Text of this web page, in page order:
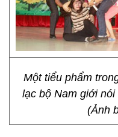
Một tiểu phẩm
lạc bộ Nam giới
(Ảnh